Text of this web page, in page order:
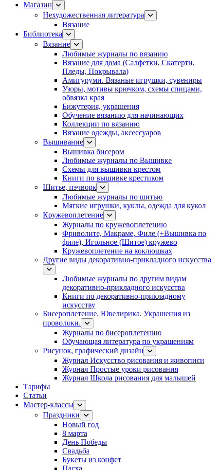
Магазин
Нехудожественная литература
Вязание
Библиотека
Вязание
Любимые журналы по вязанию
Вязание для дома (Салфетки, Скатерти,
Пледы, Покрывала)
Амигуруми. Вязаные игрушки, сувениры
Узоры, мотивы крючком, схемы спицами,
обвязка края
Бижутерия, украшения
Обучение вязанию для начинающих
Коллекции по вязанию
Вязание одежды, аксессуаров
Вышивание
Вышивка бисером
Любимые журналы по Вышивке
Схемы для вышивки крестом
Книги по вышивке крестиком
Шитье, пэчворк
Любимые журналы по шитью
Мягкие игрушки, куклы, одежда для кукол
Кружевоплетение
Журналы по кружевоплетению
Фриволите, Макраме, Филе (+Вышивка по
филе), Игольное (Шитое) кружево
Кружевоплетение на коклюшках
Другие виды декоративно-прикладного искусства
Любимые журналы по другим видам
декоративно-прикладного искусства
Книги по декоративно-прикладному
искусству
Бисероплетение. Ювелирика. Украшения из
проволоки.
Журналы по бисероплетению
Обучающая литература по украшениям
Рисунок, графический дизайн
Журнал Искусство рисования и живописи
Журнал Простые уроки рисования
Журнал Школа рисования для малышей
Тарифы
Статьи
Мастер-классы
Праздники
Новый год
8 марта
День Победы
Свадьба
Букеты из конфет
Пасха